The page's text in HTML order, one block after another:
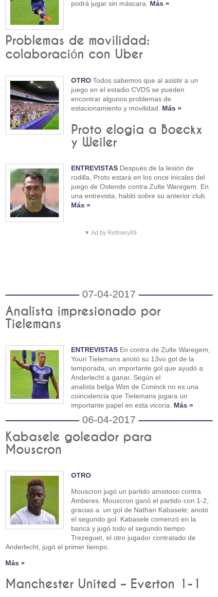
podrá jugar sin máscara. Más »
Problemas de movilidad:
colaboración con Uber
OTRO Todos sabemos que al asistir a un
juego en el estadio CVDS se pueden
encontrar algunos problemas de
estacionamiento y movilidad. Más »
Proto elogia a Boeckx
y Weiler
ENTREVISTAS Después de la lesión de
rodilla, Proto estará en los once inicales del
juego de Ostende contra Zulte Waregem. En
una entrevista, habló sobre su anterior club.
Más »
▼ Ad by Refinery89
07-04-2017
Analista impresionado por
Tielemans
ENTREVISTAS En contra de Zulte Waregem,
Youri Tielemans anotó su 13vo gol de la
temporada, un importante gol que ayudó a
Anderlecht a ganar. Según el
analista belga Wim de Coninck no es una
coincidencia que Tielemans jugara un
importante papel en esta vicoria. Más »
06-04-2017
Kabasele goleador para
Mouscron
OTRO
Mouscron jugó un partido amistoso contra
Amberes. Mouscron ganó el partido con 1-2,
gracias a un gol de Nathan Kabasele; anotó
el segundo gol. Kabasele comenzó en la
banca y jugó todo el segundo tiempo.
Trezeguet, el otro jugador contratado de
Anderlecht, jugó el primer tiempo.
Más »
Manchester United – Everton 1-1